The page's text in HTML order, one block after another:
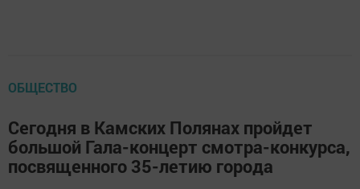
ОБЩЕСТВО
Сегодня в Камских Полянах пройдет
большой Гала-концерт смотра-конкурса,
посвященного 35-летию города